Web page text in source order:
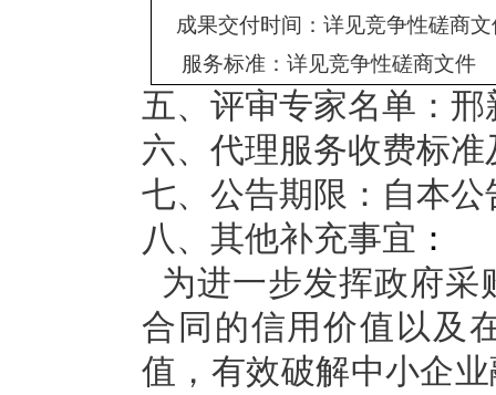
成果交付时间：详见竞争性磋商文
服务标准：详见竞争性磋商文件
五、评审专家名单： 邢
六、代理服务收费标准
七、公告期限： 自本
八、其他补充事宜 ：
为进一步发挥政府
合同的信用价值以及
值，有效破解中小企